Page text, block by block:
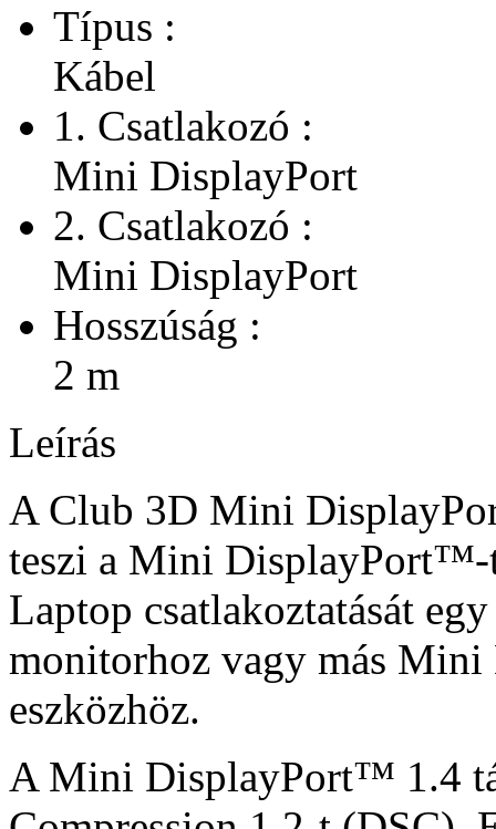
Típus :
Kábel
1. Csatlakozó :
Mini DisplayPort
2. Csatlakozó :
Mini DisplayPort
Hosszúság :
2 m
Leírás
A Club 3D Mini
teszi a Mini DisplayPort™-
Laptop csatlakoztatását
monitorhoz vagy más
eszközhöz.
A Mini DisplayPort™ 1.4